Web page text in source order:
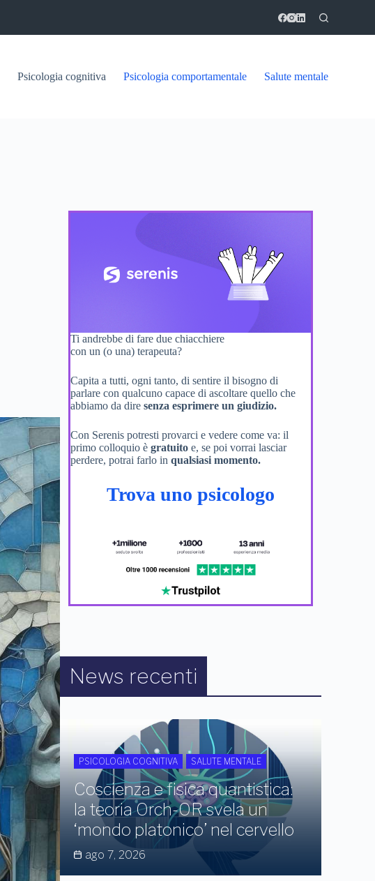
Psicologia cognitiva Psicologia comportamentale Salute mentale
Ti andrebbe di fare due chiacchiere
con un (o una) terapeuta?
Capita a tutti, ogni tanto, di sentire il bisogno di
parlare con qualcuno capace di ascoltare quello che
abbiamo da diresenza esprimere un giudizio.
Con Serenis potresti provarci e vedere come va: il
primo colloquio ègratuito e, se poi vorrai lasciar
perdere, potrai farlo inqualsiasi momento.
Trova uno psicologo
News recenti
PSICOLOGIA COGNITIVA SALUTE MENTALE
Coscienza e fisica quantistica:
la teoria Orch-OR svela un
‘mondo platonico’ nel cervello
ago 7, 2026